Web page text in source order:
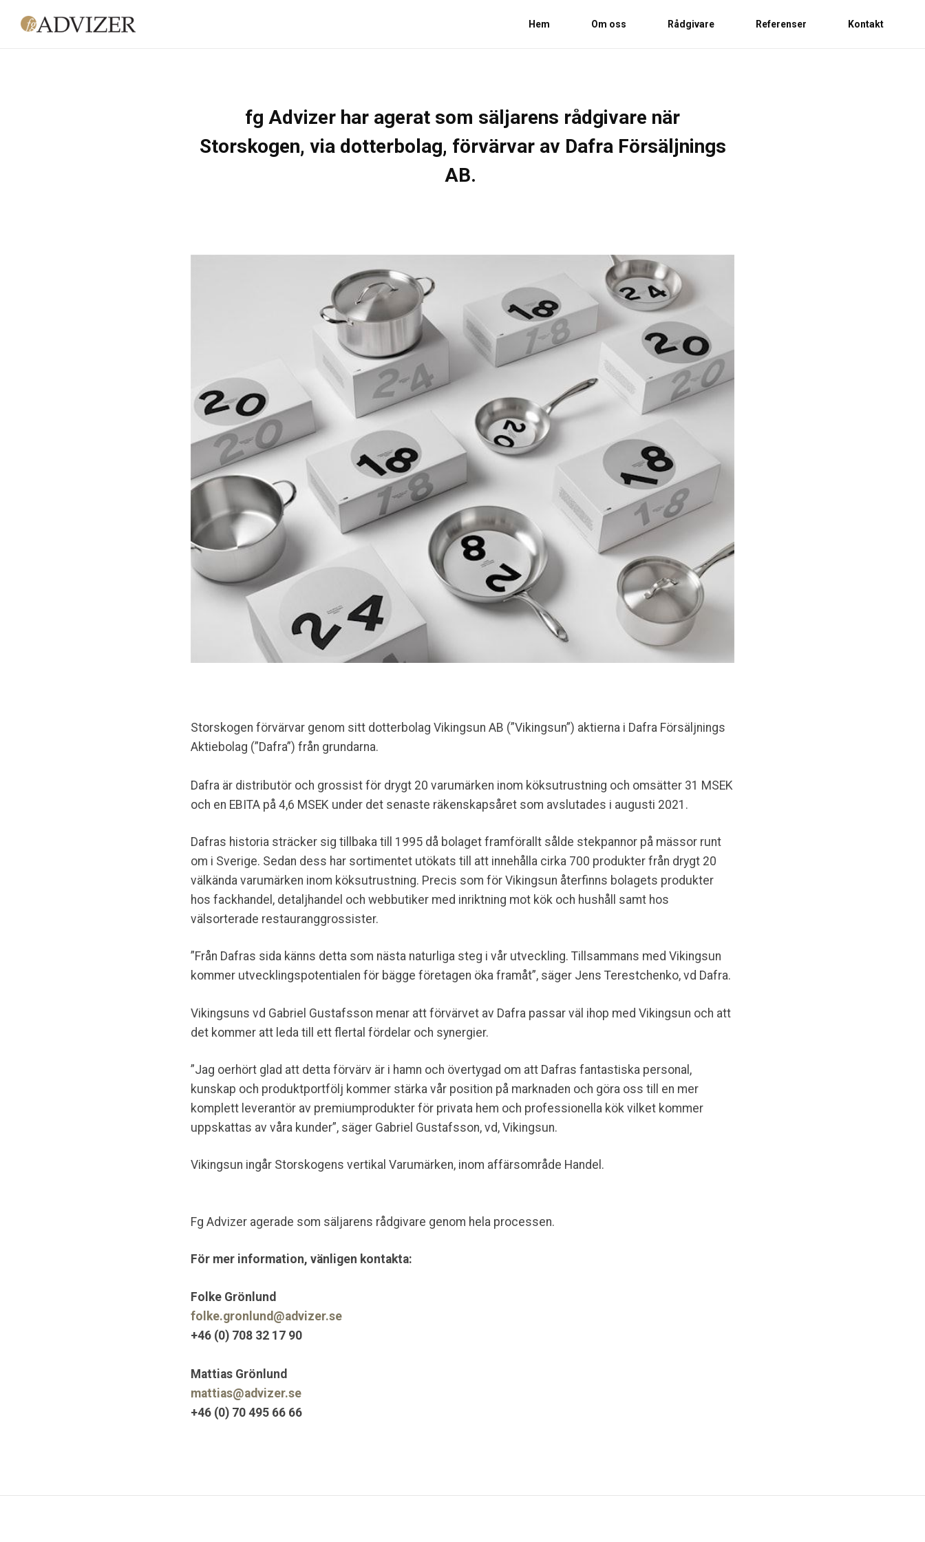
Hoppa till huvudinnehåll Hem Om oss Rådgivare Referenser Kontakt
fg Advizer har agerat som säljarens rådgivare när
Storskogen, via dotterbolag, förvärvar av Dafra Försäljnings
AB.
Storskogen förvärvar genom sitt dotterbolag Vikingsun AB (”Vikingsun”) aktierna i Dafra Försäljnings
Aktiebolag (”Dafra”) från grundarna.
Dafra är distributör och grossist för drygt 20 varumärken inom köksutrustning och omsätter 31 MSEK
och en EBITA på 4,6 MSEK under det senaste räkenskapsåret som avslutades i augusti 2021.
Dafras historia sträcker sig tillbaka till 1995 då bolaget framförallt sålde stekpannor på mässor runt
om i Sverige. Sedan dess har sortimentet utökats till att innehålla cirka 700 produkter från drygt 20
välkända varumärken inom köksutrustning. Precis som för Vikingsun återfinns bolagets produkter
hos fackhandel, detaljhandel och webbutiker med inriktning mot kök och hushåll samt hos
välsorterade restauranggrossister.
”Från Dafras sida känns detta som nästa naturliga steg i vår utveckling. Tillsammans med Vikingsun
kommer utvecklingspotentialen för bägge företagen öka framåt”, säger Jens Terestchenko, vd Dafra.
Vikingsuns vd Gabriel Gustafsson menar att förvärvet av Dafra passar väl ihop med Vikingsun och att
det kommer att leda till ett flertal fördelar och synergier.
”Jag oerhört glad att detta förvärv är i hamn och övertygad om att Dafras fantastiska personal,
kunskap och produktportfölj kommer stärka vår position på marknaden och göra oss till en mer
komplett leverantör av premiumprodukter för privata hem och professionella kök vilket kommer
uppskattas av våra kunder”, säger Gabriel Gustafsson, vd, Vikingsun.
Vikingsun ingår Storskogens vertikal Varumärken, inom affärsområde Handel.
Fg Advizer agerade som säljarens rådgivare genom hela processen.
För mer information, vänligen kontakta:
Folke Grönlund
folke.gronlund@advizer.se
+46 (0) 708 32 17 90
Mattias Grönlund
mattias@advizer.se
+46 (0) 70 495 66 66